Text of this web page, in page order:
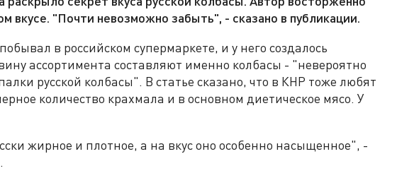
вкусе. "Почти невозможно забыть", - сказано в публикации.
в российском супермаркете, и у него создалось
ассортимента составляют именно колбасы - "невероятно
русской колбасы". В статье сказано, что в КНР тоже любят
количество крахмала и в основном диетическое мясо. У
жирное и плотное, а на вкус оно особенно насыщенное", -